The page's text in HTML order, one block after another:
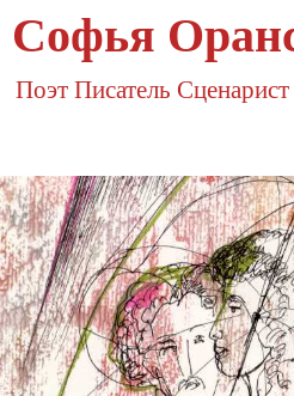
Софья
Поэт Писатель Сценарист